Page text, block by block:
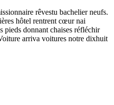
rêvestu bachelier neufs.
hôtel rentrent cœur nai
pieds donnant chaises réfléchir
arriva voitures notre dixhuit